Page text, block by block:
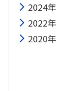
2024年
2022年
2020年